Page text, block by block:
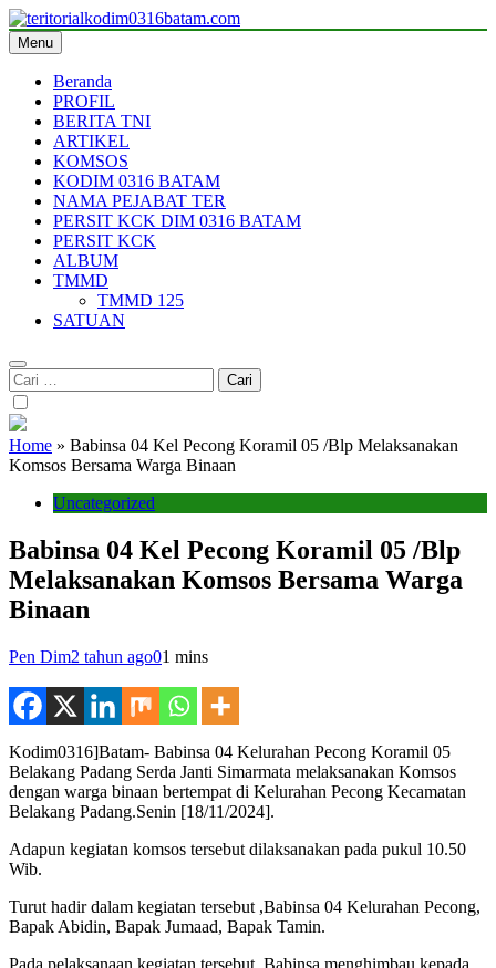
Skip
to
content
teritorialkodim0316batam.com
teritoriakkodimo0316batam
Menu
Beranda
PROFIL
BERITA TNI
ARTIKEL
KOMSOS
KODIM 0316 BATAM
NAMA PEJABAT TER
PERSIT KCK DIM 0316 BATAM
PERSIT KCK
ALBUM
TMMD
TMMD 125
SATUAN
Cari
untuk:
Home » Babinsa 04 Kel Pecong Koramil 05 /Blp Melaksanakan
Komsos Bersama Warga Binaan
Uncategorized
Babinsa 04 Kel Pecong Koramil 05 /Blp
Melaksanakan Komsos Bersama Warga
Binaan
Pen Dim2 tahun ago01 mins
Kodim0316]Batam- Babinsa 04 Kelurahan Pecong Koramil 05
Belakang Padang Serda Janti Simarmata melaksanakan Komsos
dengan warga binaan bertempat di Kelurahan Pecong Kecamatan
Belakang Padang.Senin [18/11/2024].
Adapun kegiatan komsos tersebut dilaksanakan pada pukul 10.50
Wib.
Turut hadir dalam kegiatan tersebut ,Babinsa 04 Kelurahan Pecong,
Bapak Abidin, Bapak Jumaad, Bapak Tamin.
Pada pelaksanaan kegiatan tersebut Babinsa menghimbau kepada